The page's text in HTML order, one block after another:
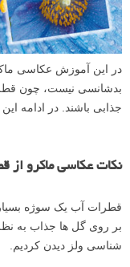
در این آموزش عکاسی
بدشانسی نیست، چون
جذابی باشند. در ادامه
نکات عکاسی ماکرو از
قطرات آب یک سوژه
بر روی گل ها جذاب به
شناسی ولز دیدن کردیم.